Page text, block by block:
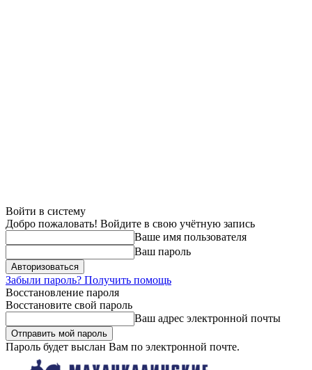
Войти в систему
Добро пожаловать! Войдите в свою учётную запись
Ваше имя пользователя
Ваш пароль
Забыли пароль? Получить помощь
Восстановление пароля
Восстановите свой пароль
Ваш адрес электронной почты
Пароль будет выслан Вам по электронной почте.